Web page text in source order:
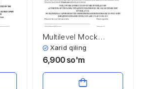
Multilevel Mock
testiga tayyorlanish
uchun listening test
javoblari bilan)
Xarid qiling
6,900 so'm